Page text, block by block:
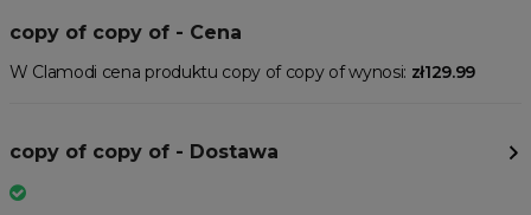
copy of copy of - Cena
W Clamodi cena produktu copy of copy of wynosi: zł129.99
copy of copy of - Dostawa